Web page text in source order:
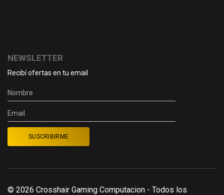
NEWSLETTER
Recibí ofertas en tu email
© 2026 Crosshair Gaming Computacion - Todos los